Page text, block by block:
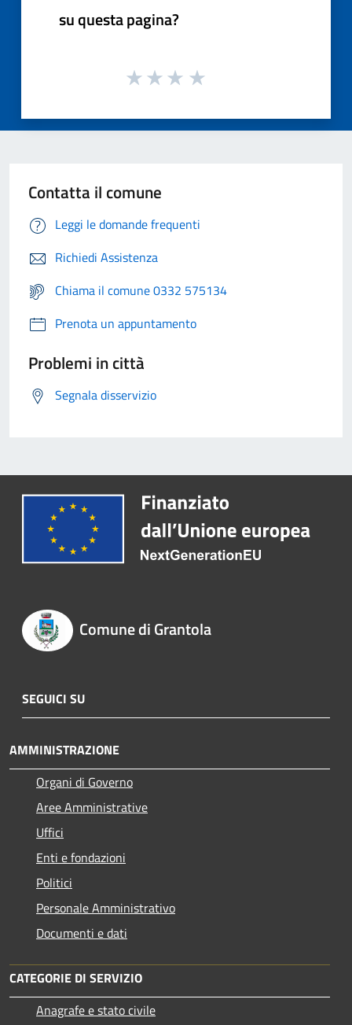
su questa pagina?
Contatta il comune
Leggi le domande frequenti
Richiedi Assistenza
Chiama il comune 0332 575134
Prenota un appuntamento
Problemi in città
Segnala disservizio
Comune di Grantola
SEGUICI SU
AMMINISTRAZIONE
Organi di Governo
Aree Amministrative
Uffici
Enti e fondazioni
Politici
Personale Amministrativo
Documenti e dati
CATEGORIE DI SERVIZIO
Anagrafe e stato civile